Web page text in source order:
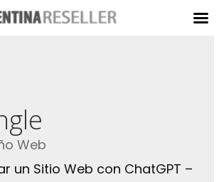
Web
un Sitio Web con ChatGPT –